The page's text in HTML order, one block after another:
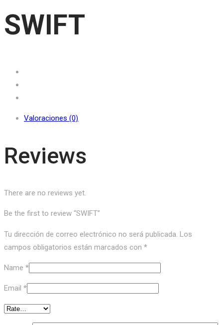
SWIFT
Valoraciones (0)
Reviews
There are no reviews yet.
Be the first to review “SWIFT”
Tu dirección de correo electrónico no será publicada. Los
campos obligatorios están marcados con *
Name *
Email *